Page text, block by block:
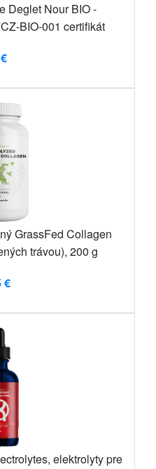
Deglet Nour BIO -
BIO-001 certifikát
GrassFed Collagen
trávou), 200 g
€
elektrolyty pre